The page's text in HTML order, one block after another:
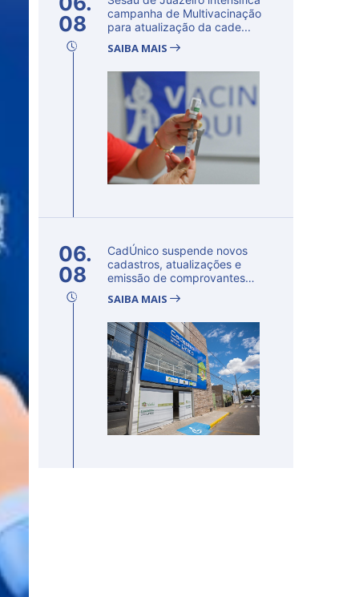
08
campanha de Multivacinação
para atualização da cade...
SAIBA MAIS
06.
08
CadÚnico suspende novos
cadastros, atualizações e
emissão de comprovantes
SAIBA MAIS